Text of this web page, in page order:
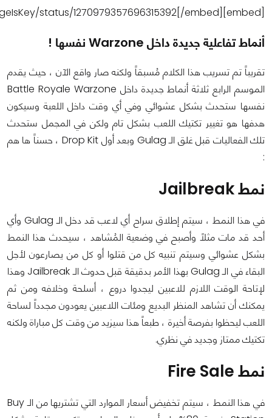
أنماط تفاعلية جديدة داخل Warzone نفسها !
تقريباً تم تسريب هذا الكلام مُسبقاً ولكنه صار واقع الآن ، حيث يقدم
الموسم الرابع ثلاثة أنماط جديدة داخل Battle Royale Warzone
نفسها ستحدث بشكل عشوائي وفي أي وقت داخل اللعبة وسيكون
هدفها هو تغيير تكتيك اللعب بشكل تام ولكن في المجمل ستحدث
تلك الفعاليات قبل غلق الـ Gulag وبعد أول Drop Kit ، حسناً ها هم
:
نمط Jailbreak
في هذا النمط ، سيتم إطلاق سراح أي لاعب قد دخل الـ Gulag وأي
أحد قد مات مثلاً وأصبح في وضعية المُشاهد ، سيحدث هذا النمط
بشكل عشوائي وسيتم تنبيه كل من قتلوا أو كل من يصارعون لأجل
البقاء في الـ Gulag بهذا الأمر بدقيقة قبل حدوث الـ Jailbreak وهذا
لإتاحة الوقت اللازم للاعبين ليجدوا دروع ، أسلحة وخلافه ومن ثم
يمكنك أن تشاهد المنظر البديع ومئات اللاعبين يعودون مجدداً لساحة
اللعب ليحظوا بفرصة أخيرة ، طبعاً هذا سيزيد من وقت كل مباراة ولكنه
تكتيك ممتاز وجديد في نظري.
نمط Fire Sale
في هذا النمط ، سيتم تخفيض أسعار الموارد التي تشتريها من الـ Buy